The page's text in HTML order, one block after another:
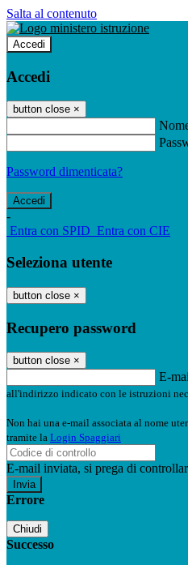
Salta al contenuto
Accedi
Accedi
button close ×
Password dimenticata?
-
Entra con SPID Entra con CIE
Seleziona utente
button close ×
Recupero password
button close ×
E-
all'indirizzo indicato con le istruzioni
Non hai una e-mail associata al nome
tramite la Login Spaggiari
E-mail inviata, si prega di
Errore
Chiudi
Successo